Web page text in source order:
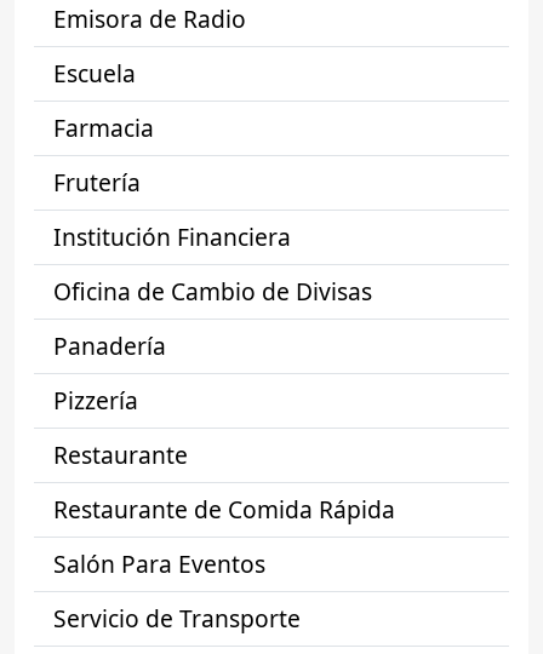
Emisora de Radio
Escuela
Farmacia
Frutería
Institución Financiera
Oficina de Cambio de Divisas
Panadería
Pizzería
Restaurante
Restaurante de Comida Rápida
Salón Para Eventos
Servicio de Transporte